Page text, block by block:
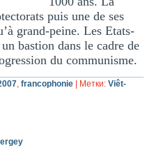
puis une de ses
grand-peine. Les Etats-
bastion dans le cadre de
du communisme.
,francophonie Метки: Viêt-